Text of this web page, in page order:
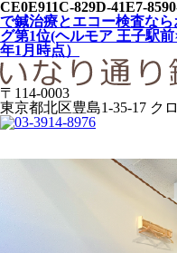
CE0E911C-829D-41E7-
で鍼治療とエコー検査な
グ第1位(ヘルモア 王子駅
年1月時点）
〒114-0003
東京都北区豊島1-35-17 ク